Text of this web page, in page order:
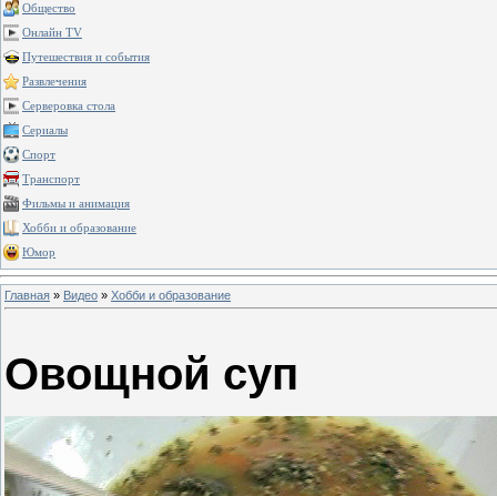
Общество
Онлайн TV
Путешествия и события
Развлечения
Серверовка стола
Сериалы
Спорт
Транспорт
Фильмы и анимация
Хобби и образование
Юмор
Главная » Видео » Хобби и образование
Овощной суп